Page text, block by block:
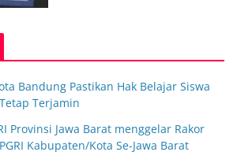
Bandung Pastikan Hak Belajar Siswa
Terjamin
Provinsi Jawa Barat menggelar Rakor
Kabupaten/Kota Se-Jawa Barat